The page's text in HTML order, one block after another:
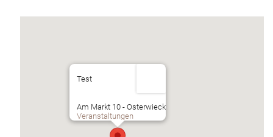
Test
Am Markt 10 - Osterwieck
Veranstaltungen